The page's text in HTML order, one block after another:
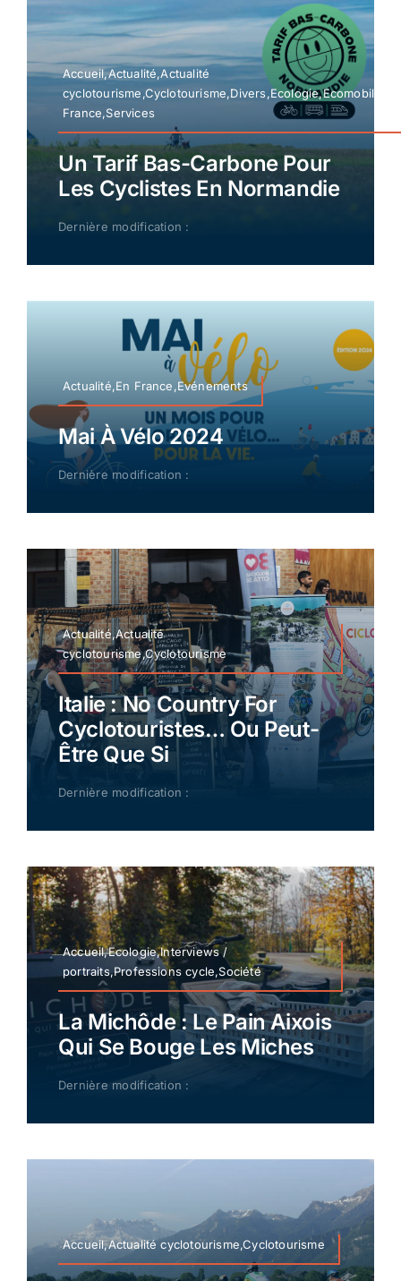
Accueil,Actualité,Actualité
France,Services
Un Tarif Bas-Carbone Pour
Les Cyclistes En Normandie
Dernière modification :
Actualité,En France,Evénements
Mai À Vélo 2024
Dernière modification :
Actualité,Actualité
cyclotourisme,Cyclotourisme
Italie : No Country For
Cyclotouristes… Ou Peut-
Être Que Si
Dernière modification :
Accueil,Ecologie,Interviews /
portraits,Professions cycle,Société
La Michôde : Le Pain Aixois
Qui Se Bouge Les Miches
Dernière modification :
Accueil,Actualité cyclotourisme,Cyclotourisme